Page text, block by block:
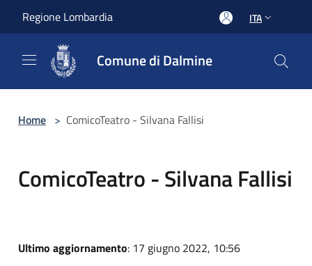
Regione Lombardia ITA
Comune di Dalmine
Home > ComicoTeatro - Silvana Fallisi
ComicoTeatro - Silvana Fallisi
Ultimo aggiornamento: 17 giugno 2022, 10:56